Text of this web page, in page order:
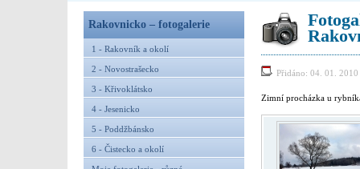
Rakovnicko – fotogalerie
1 - Rakovník a okolí
2 - Novostrašecko
3 - Křivoklátsko
4 - Jesenicko
5 - Poddžbánsko
6 - Čistecko a okolí
Přidáno: 04. 01. 2010
Zimní procházka u